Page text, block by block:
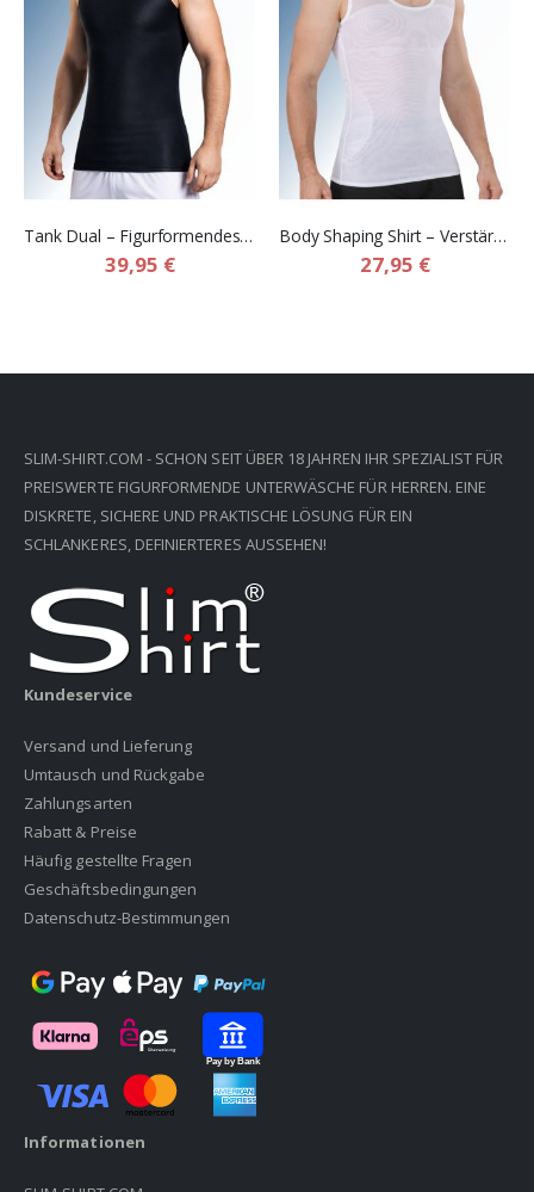
Tank Dual – Figurformendes Kompressionsshirt für Herren
39,95 €
Body Shaping Shirt – Verstärktes Kompressions shapewear shirt für Herren
27,95 €
SLIM-SHIRT.COM - SCHON SEIT ÜBER 18 JAHREN IHR SPEZIALIST FÜR
PREISWERTE FIGURFORMENDE UNTERWÄSCHE FÜR HERREN. EINE
DISKRETE, SICHERE UND PRAKTISCHE LÖSUNG FÜR EIN
SCHLANKERES, DEFINIERTERES AUSSEHEN!
Kundeservice
Versand und Lieferung
Umtausch und Rückgabe
Zahlungsarten
Rabatt & Preise
Häufig gestellte Fragen
Geschäftsbedingungen
Datenschutz-Bestimmungen
Informationen